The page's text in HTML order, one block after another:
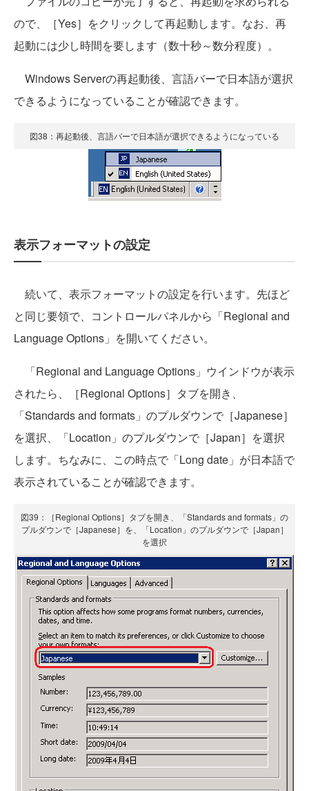
ので、［Yes］をクリックして再起動します。なお、再
起動には少し時間を要します（数十秒～数分程度）。
Windows Serverの再起動後、言語バーで日本語が選択
できるようになっていることが確認できます。
図38：再起動後、言語バーで日本語が選択できるようになっている
表示フォーマットの設定
続いて、表示フォーマットの設定を行います。先ほど
と同じ要領で、コントロールパネルから「Regional and
Language Options」を開いてください。
「Regional and Language Options」ウインドウが表示
されたら、［Regional Options］タブを開き、
「Standards and formats」のプルダウンで［Japanese］
を選択、「Location」のプルダウンで［Japan］を選択
します。ちなみに、この時点で「Long date」が日本語で
表示されていることが確認できます。
図39：［Regional Options］タブを開き、「Standards and formats」の
プルダウンで［Japanese］を、「Location」のプルダウンで［Japan］
を選択